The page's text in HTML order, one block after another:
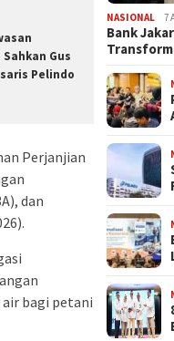
Gus
Pelindo
Perjanjian
dan
bagi petani
NASIONAL 7
Bank